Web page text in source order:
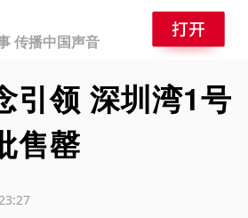
传播中国声音
引领 深圳湾1号
售罄